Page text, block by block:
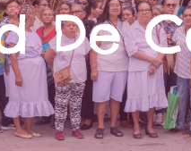
De